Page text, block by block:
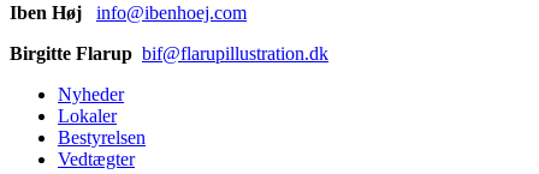
Iben Høj
info@ibenhoej.com
Birgitte Flarup bif@flarupillustration.dk
Nyheder
Lokaler
Bestyrelsen
Vedtægter